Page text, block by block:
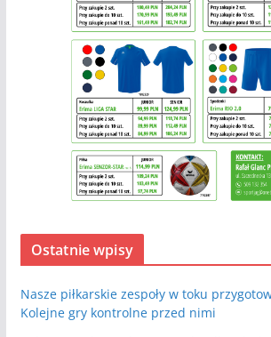
Ostatnie wpisy
Nasze piłkarskie zespoły w toku
Kolejne gry kontrolne przed nimi